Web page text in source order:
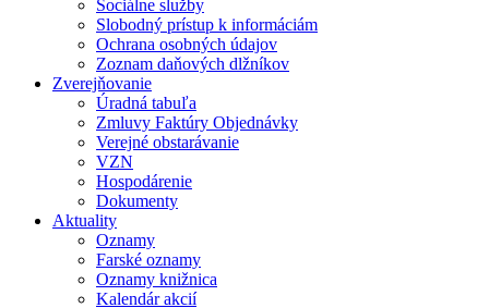
Sociálne služby
Slobodný prístup k informáciám
Ochrana osobných údajov
Zoznam daňových dlžníkov
Zverejňovanie
Úradná tabuľa
Zmluvy Faktúry Objednávky
Verejné obstarávanie
VZN
Hospodárenie
Dokumenty
Aktuality
Oznamy
Farské oznamy
Oznamy knižnica
Kalendár akcií